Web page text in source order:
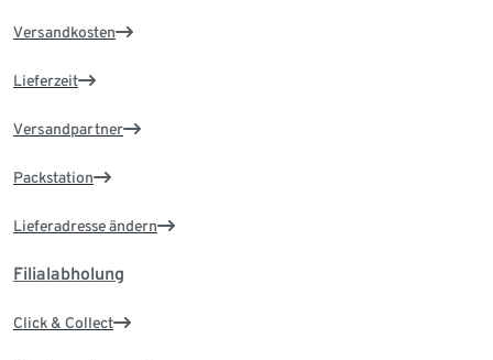
Versandkosten
Lieferzeit
Versandpartner
Packstation
Lieferadresse ändern
Filialabholung
Click & Collect